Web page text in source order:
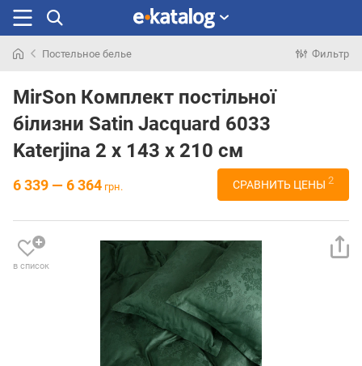
раньше
Постельное белье Фильтр
MirSon Комплект постільної
білизни Satin Jacquard 6033
Katerjina 2 x 143 x 210 см
6 339 — 6 364 грн. СРАВНИТЬ ЦЕНЫ 2
в список